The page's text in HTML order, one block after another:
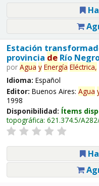
Estación
provincia deRío
por Agua y Energía Eléctrica,
Idioma: Español
Editor: Buenos Aires: Agua
1998
Disponibilidad: Ítems
topográfica: 621.374.5/